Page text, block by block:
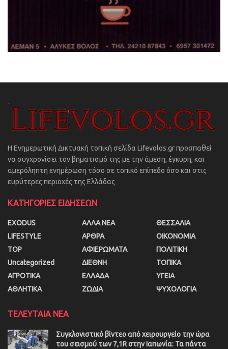
Η Ενημερωτική Δικτυακή τοπική σελίδα Lifevolos.gr προσπαθεί
να συγχρονίσει τον βηματισμό της με την άμεση, έγκυρη, και
αμερόληπτη ενημέρωση τόσο σε τοπικό επίπεδο όσο και στις
ευρύτερες περιοχές της Ελλάδας
ΚΑΤΗΓΟΡΙΕΣ ΕΙΔΗΣΕΩΝ
EXODUS
LIFESTYLE
TOP
Uncategorized
ΑΓΡΟΤΙΚΑ
ΑΘΛΗΤΙΚΑ
ΑΛΛΑ ΝΕΑ
ΑΡΘΡΑ
ΑΦΙΕΡΩΜΑΤΑ
ΔΙΕΘΝΗ
ΕΛΛΑΔΑ
ΖΩΔΙΑ
ΘΕΣΣΑΛΙΑ
ΟΙΚΟΝΟΜΙΑ
ΠΟΛΙΤΙΚΗ
ΤΟΠΙΚΑ
ΥΓΕΙΑ
ΨΥΧΟΛΟΓΙΑ
ΤΕΛΕΥΤΑΙΑ ΝΕΑ
Συγκλονιστικό βίντεο από χειρουργείο την ώρα
του σεισμού των 7,1R στην Ιαπωνία: Τα πάντα